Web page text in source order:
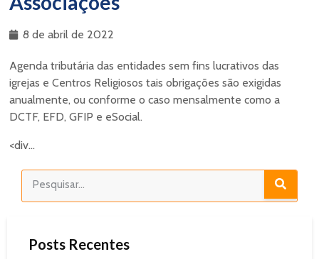
8 de abril de 2022
Agenda tributária das entidades sem fins lucrativos das
igrejas e Centros Religiosos tais obrigações são exigidas
anualmente, ou conforme o caso mensalmente como a
DCTF, EFD, GFIP e eSocial.
<div...
Posts Recentes